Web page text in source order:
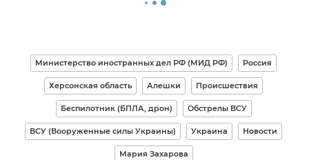
Министерство иностранных дел РФ (МИД РФ) Россия
Херсонская область Алешки Происшествия
Беспилотник (БПЛА, дрон) Обстрелы ВСУ
ВСУ (Вооруженные силы Украины) Украина Новости
Мария Захарова